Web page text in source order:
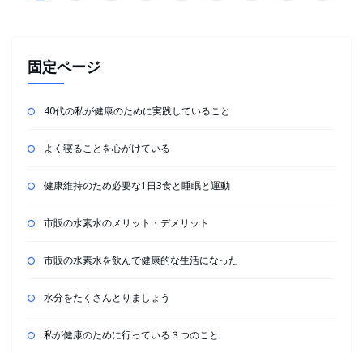
ペ
ー
ジ
送
固定ページ
40代の私が健康のために実践していること
よく寝ることを心がけている
健康維持のため必要な1日3食と睡眠と運動
市販の水素水のメリット・デメリット
市販の水素水を飲んで健康的な生活になった
水分をたくさんとりましょう
私が健康のために行っている３つのこと